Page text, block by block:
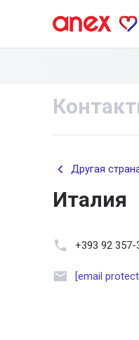
Другая
Италия
+393 92
[email